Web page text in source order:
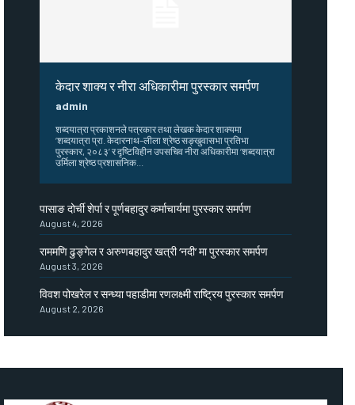
केदार शाक्य र नीरा अधिकारीमा पुरस्कार समर्पण
admin
शब्दयात्रा प्रकाशनले पत्रकार तथा लेखक केदार शाक्यमा
‘शब्दयात्रा प्रा. केदारनाथ–लीला श्रेष्ठ सङ्खुवासभा प्रतिभा
पुरस्कार, २०८३’ र दृष्टिविहीन उपसचिव नीरा अधिकारीमा ‘शब्दयात्रा
उर्मिला श्रेष्ठ प्रशासनिक...
पासाङ दोर्ची शेर्पा र पूर्णबहादुर कर्माचार्यमा पुरस्कार समर्पण
August 4, 2026
राममणि ढुङ्गेल र अरुणबहादुर खत्री ‘नदी’ मा पुरस्कार समर्पण
August 3, 2026
विवश पोखरेल र सन्ध्या पहाडीमा रणलक्ष्मी राष्ट्रिय पुरस्कार समर्पण
August 2, 2026